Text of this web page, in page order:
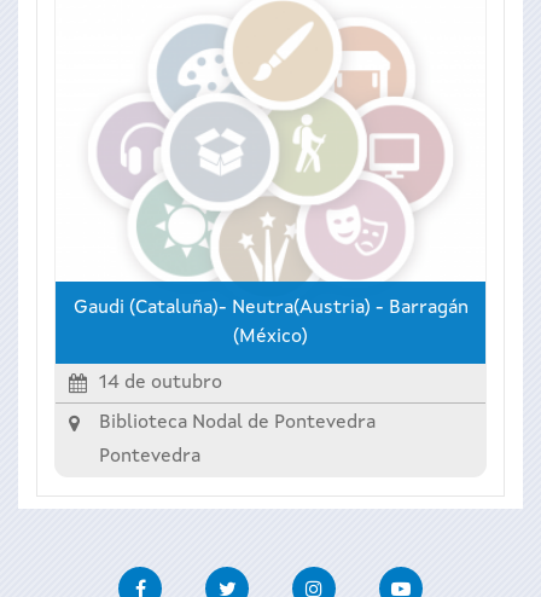
Gaudi (Cataluña)- Neutra(Austria) - Barragán
(México)
14 de outubro
Biblioteca Nodal de Pontevedra
Pontevedra
FacebookTwitter InstagramYoutube